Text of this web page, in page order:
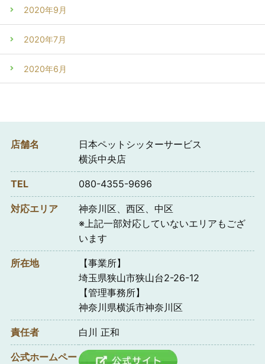
2020年9月
2020年7月
2020年6月
店舗名
日本ペットシッターサービス
横浜中央店
TEL 080-4355-9696
対応エリア
神奈川区、西区、中区
※上記一部対応していないエリアもござ
います
所在地
【事業所】
埼玉県狭山市狭山台2-26-12
【管理事務所】
神奈川県横浜市神奈川区
責任者 白川 正和
公式ホームペー